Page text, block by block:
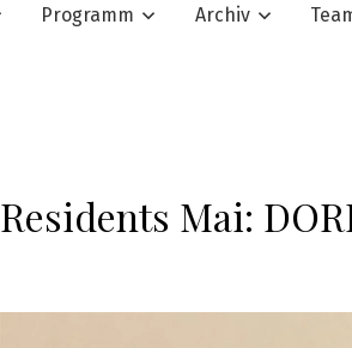
Programm Archiv
Residents Mai: